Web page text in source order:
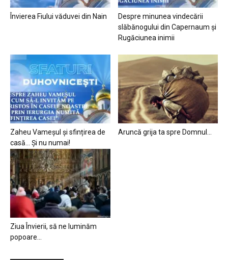
Învierea Fiului văduvei din Nain
Despre minunea vindecării
slăbănogului din Capernaum și
Rugăciunea inimii
Zaheu Vameșul și sfințirea de
casă… Și nu numai!
Aruncă grija ta spre Domnul…
Ziua Învierii, să ne luminăm
popoare…